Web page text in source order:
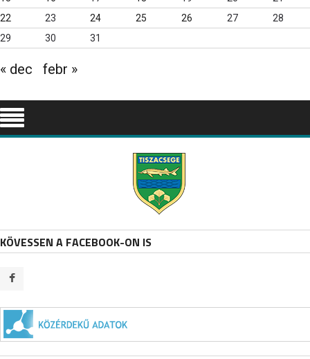
22
23 24 25 26 27
28
29
30 31
« dec febr »
KÖVESSEN A FACEBOOK-ON IS